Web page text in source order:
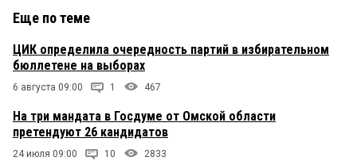
Еще по теме
ЦИК определила очередность партий в избирательном
бюллетене на выборах
6 августа 09:00 1 467
На три мандата в Госдуме от Омской области
претендуют 26 кандидатов
24 июля 09:00 10 2833